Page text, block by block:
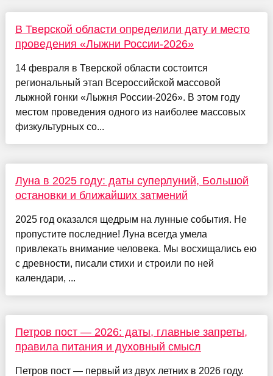
В Тверской области определили дату и место
проведения «Лыжни России-2026»
14 февраля в Тверской области состоится
региональный этап Всероссийской массовой
лыжной гонки «Лыжня России-2026». В этом году
местом проведения одного из наиболее массовых
физкультурных со...
Луна в 2025 году: даты суперлуний, Большой
остановки и ближайших затмений
2025 год оказался щедрым на лунные события. Не
пропустите последние! Луна всегда умела
привлекать внимание человека. Мы восхищались ею
с древности, писали стихи и строили по ней
календари, ...
Петров пост — 2026: даты, главные запреты,
правила питания и духовный смысл
Петров пост — первый из двух летних в 2026 году.